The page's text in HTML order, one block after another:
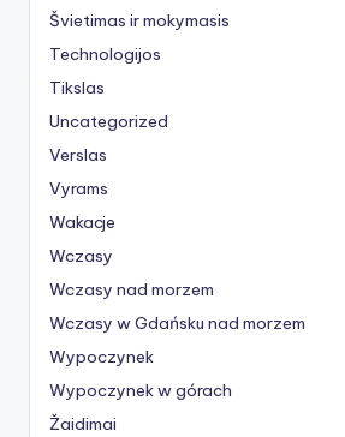
Švietimas ir mokymasis
Technologijos
Tikslas
Uncategorized
Verslas
Vyrams
Wakacje
Wczasy
Wczasy nad morzem
Wczasy w Gdańsku nad morzem
Wypoczynek
Wypoczynek w górach
Žaidimai